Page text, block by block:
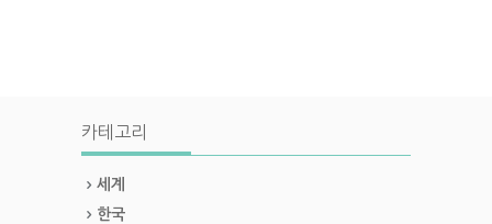
카테고리
세계
한국